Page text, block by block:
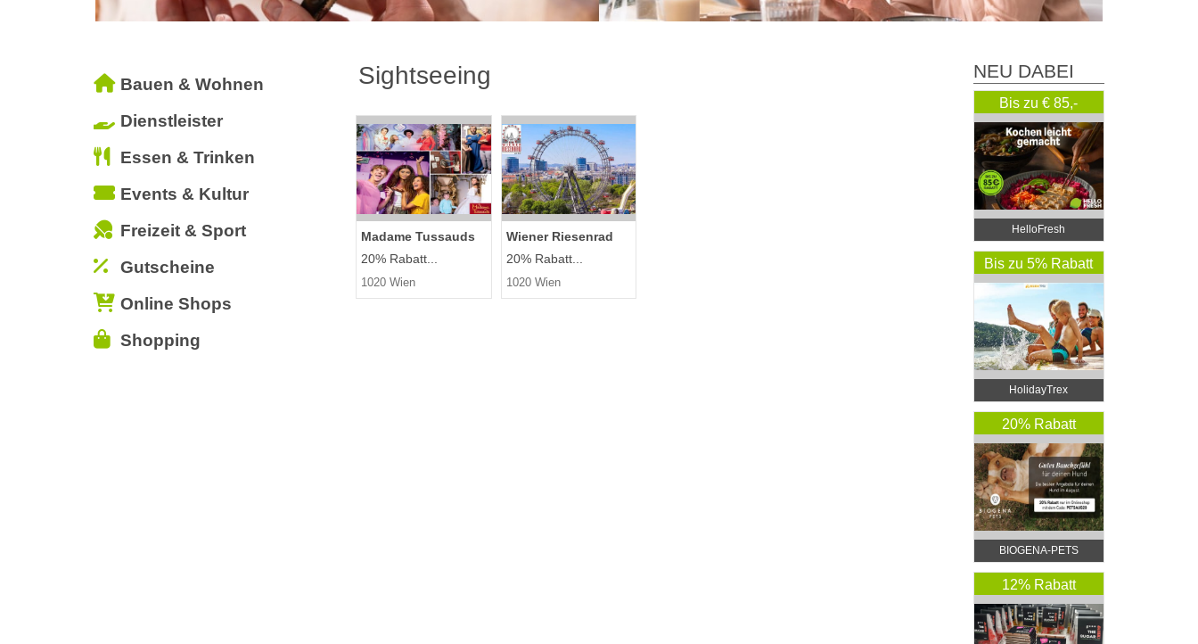
Bauen & Wohnen
Dienstleister
Essen & Trinken
Events & Kultur
Freizeit & Sport
Gutscheine
Online Shops
Shopping
Sightseeing
Madame Tussauds
20% Rabatt...
1020 Wien
Wiener Riesenrad
20% Rabatt...
1020 Wien
NEU DABEI
Bis zu € 85,-
Rabatt
HelloFresh
Bis zu 5% Rabatt
HolidayTrex
20% Rabatt
BIOGENA-PETS
12% Rabatt